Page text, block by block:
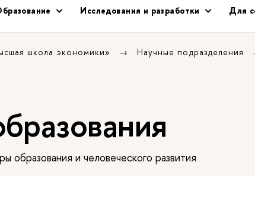
Исследования и разработки
Для
школа экономики» Научные подразделения
образования и человеческого развития